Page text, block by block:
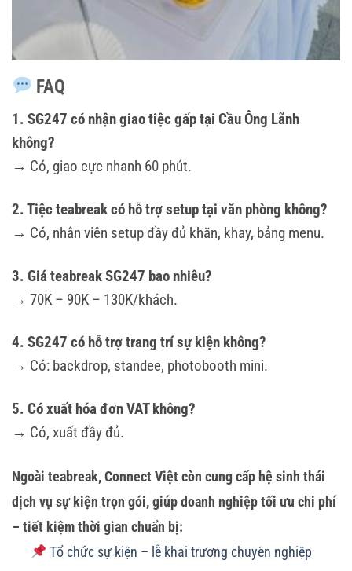
FAQ
1. SG247 có nhận giao tiệc gấp tại Cầu Ông Lãnh
không?
→ Có, giao cực nhanh 60 phút.
2. Tiệc teabreak có hỗ trợ setup tại văn phòng không?
→ Có, nhân viên setup đầy đủ khăn, khay, bảng menu.
3. Giá teabreak SG247 bao nhiêu?
→ 70K – 90K – 130K/khách.
4. SG247 có hỗ trợ trang trí sự kiện không?
→ Có: backdrop, standee, photobooth mini.
5. Có xuất hóa đơn VAT không?
→ Có, xuất đầy đủ.
Ngoài teabreak, Connect Việt còn cung cấp hệ sinh thái
dịch vụ sự kiện trọn gói, giúp doanh nghiệp tối ưu chi phí
– tiết kiệm thời gian chuẩn bị:
Tổ chức sự kiện – lễ khai trương chuyên nghiệp